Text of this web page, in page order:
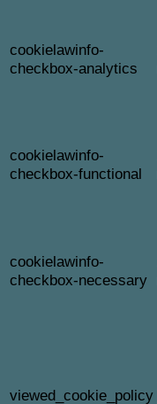
cookielawinfo-
checkbox-analytics
cookielawinfo-
checkbox-functional
cookielawinfo-
checkbox-necessary
viewed_cookie_policy